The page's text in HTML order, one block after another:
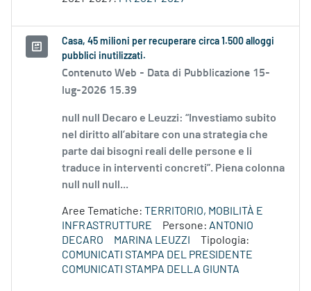
Casa, 45 milioni per recuperare circa 1.500 alloggi
pubblici inutilizzati.
Contenuto Web - Data di Pubblicazione 15-
lug-2026 15.39
null null Decaro e Leuzzi: “Investiamo subito
nel diritto all’abitare con una strategia che
parte dai bisogni reali delle persone e li
traduce in interventi concreti”. Piena colonna
null null null...
Aree Tematiche: TERRITORIO, MOBILITÀ E
INFRASTRUTTURE
Persone: ANTONIO
DECARO
MARINA LEUZZI
Tipologia:
COMUNICATI STAMPA DEL PRESIDENTE
COMUNICATI STAMPA DELLA GIUNTA